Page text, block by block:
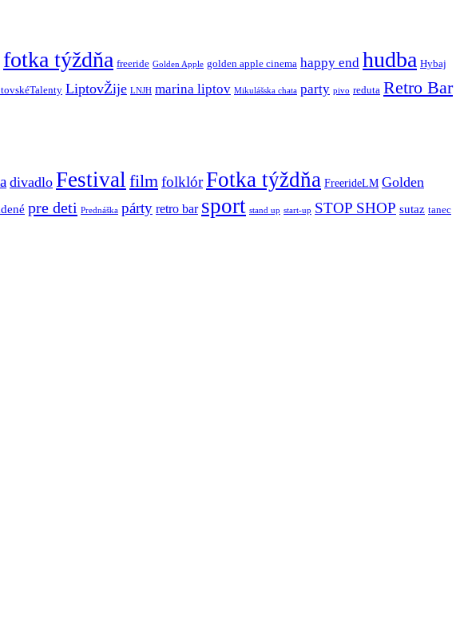
fotka týždňa freeride Golden Apple golden apple cinema happy end hudba Hybaj
LiptovŽije LNJH marina liptov Mikulášska chata party pivo reduta Retro Bar
divadlo Festival filmfolklórFotka týždňa FreerideLM Golden
pre deti Prednáška párty retro bar sport stand up start-up STOP SHOP sutaz tanec